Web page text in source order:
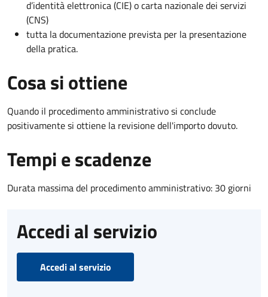
d’identità elettronica (CIE) o carta nazionale dei servizi
(CNS)
tutta la documentazione prevista per la presentazione
della pratica.
Cosa si ottiene
Quando il procedimento amministrativo si conclude
positivamente si ottiene la revisione dell'importo dovuto.
Tempi e scadenze
Durata massima del procedimento amministrativo: 30 giorni
Accedi al servizio
Accedi al servizio